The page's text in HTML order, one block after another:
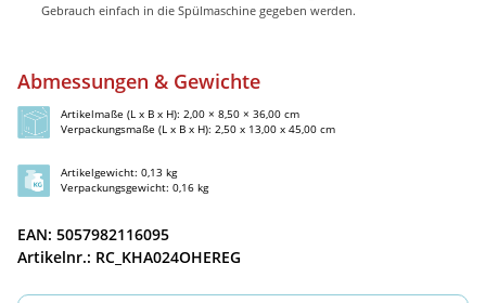
Gebrauch einfach in die Spülmaschine gegeben werden.
Abmessungen & Gewichte
Artikelmaße (L x B x H): 2,00 × 8,50 × 36,00 cm
Verpackungsmaße (L x B x H): 2,50 x 13,00 x 45,00 cm
Artikelgewicht: 0,13 kg
Verpackungsgewicht: 0,16 kg
EAN: 5057982116095
Artikelnr.: RC_KHA024OHEREG